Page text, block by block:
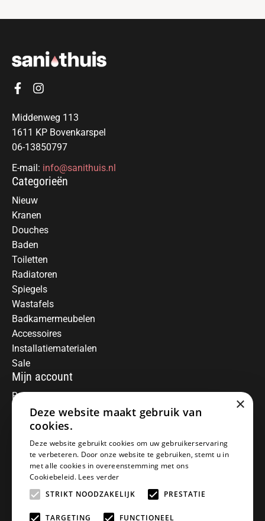
Middenweg 113
1611 KP Bovenkarspel
06-13850797
E-mail: info@sanithuis.nl
Categorieën
Nieuw
Kranen
Douches
Baden
Toiletten
Radiatoren
Spiegels
Wastafels
Badkamermeubelen
Accessoires
Installatiematerialen
Sale
Mijn account
Registreren
Mijn bestellingen
Informatie
Over ons
Algemene voorwaarden
Disclaimer
Privacy Policy
Betaalmethoden
Retourneren
×
Deze website maakt gebruik van
cookies.
Deze website gebruikt cookies om uw gebruikerservaring
te verbeteren. Door onze website te gebruiken, stemt u in
met alle cookies in overeenstemming met ons
Cookiebeleid. Lees verder
STRIKT NOODZAKELIJK
PRESTATIE
TARGETING FUNCTIONEEL